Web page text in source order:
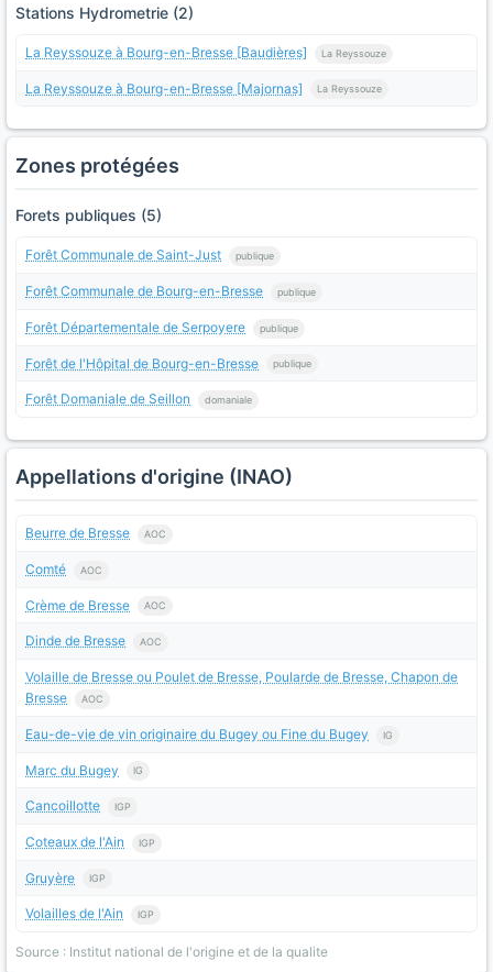
Stations Hydrometrie (2)
La Reyssouze à Bourg-en-Bresse [Baudières] La Reyssouze
La Reyssouze à Bourg-en-Bresse [Majornas] La Reyssouze
Zones protégées
Forets publiques (5)
Forêt Communale de Saint-Just publique
Forêt Communale de Bourg-en-Bresse publique
Forêt Départementale de Serpoyere publique
Forêt de l'Hôpital de Bourg-en-Bresse publique
Forêt Domaniale de Seillon domaniale
Appellations d'origine (INAO)
Beurre de Bresse AOC
Comté AOC
Crème de Bresse AOC
Dinde de Bresse AOC
Volaille de Bresse ou Poulet de Bresse, Poularde de Bresse, Chapon de
Bresse
AOC
Eau-de-vie de vin originaire du Bugey ou Fine du Bugey IG
Marc du Bugey IG
Cancoillotte IGP
Coteaux de l'Ain IGP
Gruyère IGP
Volailles de l'Ain IGP
Source : Institut national de l'origine et de la qualite